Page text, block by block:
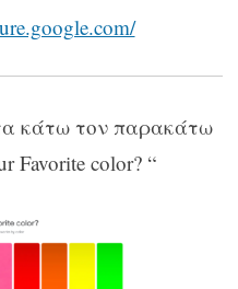
κάτω τον παρακάτω
Favorite color? “